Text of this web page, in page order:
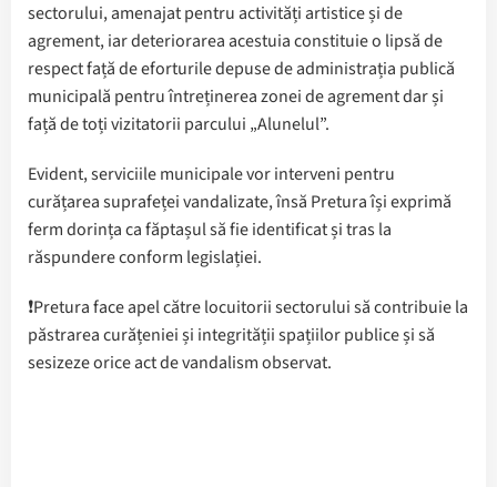
sectorului, amenajat pentru activități artistice și de
agrement, iar deteriorarea acestuia constituie o lipsă de
respect față de eforturile depuse de administrația publică
municipală pentru întreținerea zonei de agrement dar și
față de toți vizitatorii parcului „Alunelul”.
Evident, serviciile municipale vor interveni pentru
curățarea suprafeței vandalizate, însă Pretura își exprimă
ferm dorința ca făptașul să fie identificat și tras la
răspundere conform legislației.
❗️Pretura face apel către locuitorii sectorului să contribuie la
păstrarea curățeniei și integrității spațiilor publice și să
sesizeze orice act de vandalism observat.